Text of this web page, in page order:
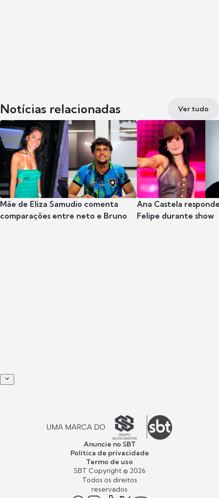
Notícias relacionadas Ver tudo
Mãe de Eliza Samudio comenta
comparações entre neto e Bruno
Ana Castela
Felipe durante show
Anuncie no SBT
Política de privacidade
Termo de uso
SBT Copyright © 2026
Todos os direitos
reservados